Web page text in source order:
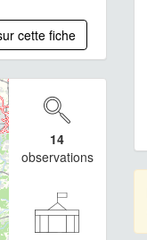
cette fiche
14
observations